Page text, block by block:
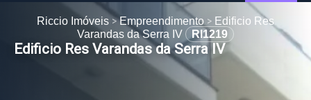
Riccio Imóveis Empreendimento
Edificio Res
Varandas da Serra IV
RI1219
Edificio Res Varandas da Serra IV